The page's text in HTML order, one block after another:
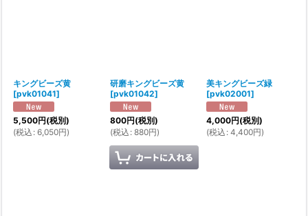
キングビーズ黄
[pvk01041]
5,500円(税別)
(税込 : 6,050円)
研磨キングビーズ黄
[pvk01042]
800円(税別)
(税込 : 880円)
美キングビーズ緑
[pvk02001]
4,000円(税別)
(税込 : 4,400円)